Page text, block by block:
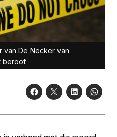
De Necker van
beroof.